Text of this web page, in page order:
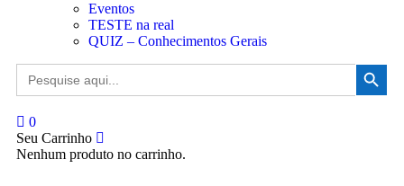
Eventos
TESTE na real
QUIZ – Conhecimentos Gerais
Search
for:
Search Button
0
Seu Carrinho
Nenhum produto no carrinho.